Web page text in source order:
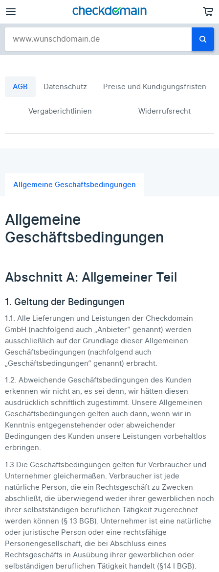
AGB Datenschutz Preise und Kündigungsfristen
Vergaberichtlinien Widerrufsrecht
Allgemeine Geschäftsbedingungen
Allgemeine
Geschäftsbedingungen
Abschnitt A: Allgemeiner Teil
1. Geltung der Bedingungen
1.1. Alle Lieferungen und Leistungen der Checkdomain
GmbH (nachfolgend auch „Anbieter“ genannt) werden
ausschließlich auf der Grundlage dieser Allgemeinen
Geschäftsbedingungen (nachfolgend auch
„Geschäftsbedingungen“ genannt) erbracht.
1.2. Abweichende Geschäftsbedingungen des Kunden
erkennen wir nicht an, es sei denn, wir hätten diesen
ausdrücklich schriftlich zugestimmt. Unsere Allgemeinen
Geschäftsbedingungen gelten auch dann, wenn wir in
Kenntnis entgegenstehender oder abweichender
Bedingungen des Kunden unsere Leistungen vorbehaltlos
erbringen.
1.3 Die Geschäftsbedingungen gelten für Verbraucher und
Unternehmer gleichermaßen. Verbraucher ist jede
natürliche Person, die ein Rechtsgeschäft zu Zwecken
abschließt, die überwiegend weder ihrer gewerblichen noch
ihrer selbstständigen beruflichen Tätigkeit zugerechnet
werden können (§ 13 BGB). Unternehmer ist eine natürliche
oder juristische Person oder eine rechtsfähige
Personengesellschaft, die bei Abschluss eines
Rechtsgeschäfts in Ausübung ihrer gewerblichen oder
selbständigen beruflichen Tätigkeit handelt (§14 I BGB).